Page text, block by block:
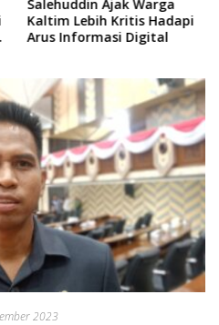
Salehuddin Ajak Warga
Kaltim Lebih Kritis Hadapi
Arus Informasi Digital
2023